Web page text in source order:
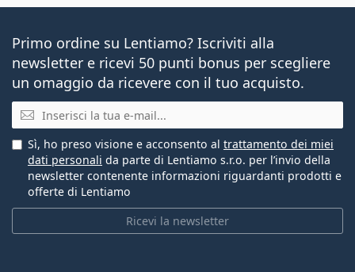
Primo ordine su Lentiamo? Iscriviti alla
newsletter e ricevi 50 punti bonus per scegliere
un omaggio da ricevere con il tuo acquisto.
E-mail
Ricevi la newsletter
Sì, ho preso visione e acconsento al trattamento dei miei
dati personali da parte di Lentiamo s.r.o. per l’invio della
newsletter contenente informazioni riguardanti prodotti e
offerte di Lentiamo